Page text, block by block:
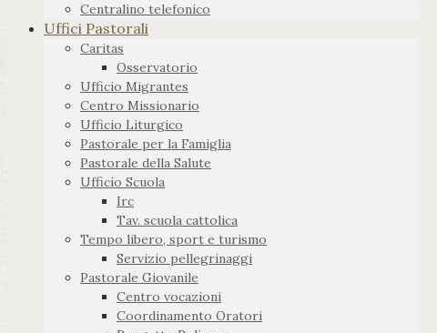
Centralino telefonico
Uffici Pastorali
Caritas
Osservatorio
Ufficio Migrantes
Centro Missionario
Ufficio Liturgico
Pastorale per la Famiglia
Pastorale della Salute
Ufficio Scuola
Irc
Tav. scuola cattolica
Tempo libero, sport e turismo
Servizio pellegrinaggi
Pastorale Giovanile
Centro vocazioni
Coordinamento Oratori